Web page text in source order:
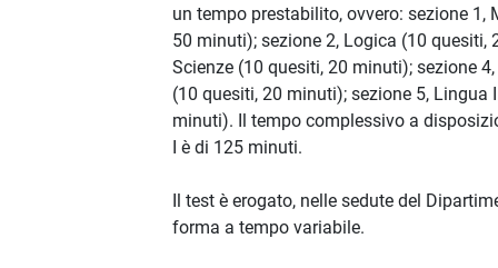
un tempo prestabilito, ovvero: sezione 1,
50 minuti); sezione 2, Logica (10 quesiti,
Scienze (10 quesiti, 20 minuti); sezione
(10 quesiti, 20 minuti); sezione 5, Lingua
minuti). Il tempo complessivo a
I è di 125 minuti.
Il test è erogato, nelle sedute del
forma a tempo variabile.